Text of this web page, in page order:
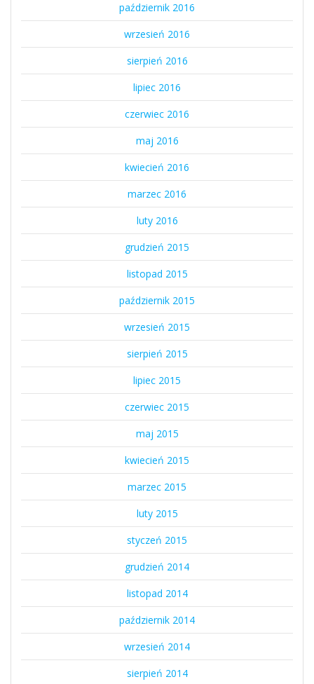
październik 2016
wrzesień 2016
sierpień 2016
lipiec 2016
czerwiec 2016
maj 2016
kwiecień 2016
marzec 2016
luty 2016
grudzień 2015
listopad 2015
październik 2015
wrzesień 2015
sierpień 2015
lipiec 2015
czerwiec 2015
maj 2015
kwiecień 2015
marzec 2015
luty 2015
styczeń 2015
grudzień 2014
listopad 2014
październik 2014
wrzesień 2014
sierpień 2014